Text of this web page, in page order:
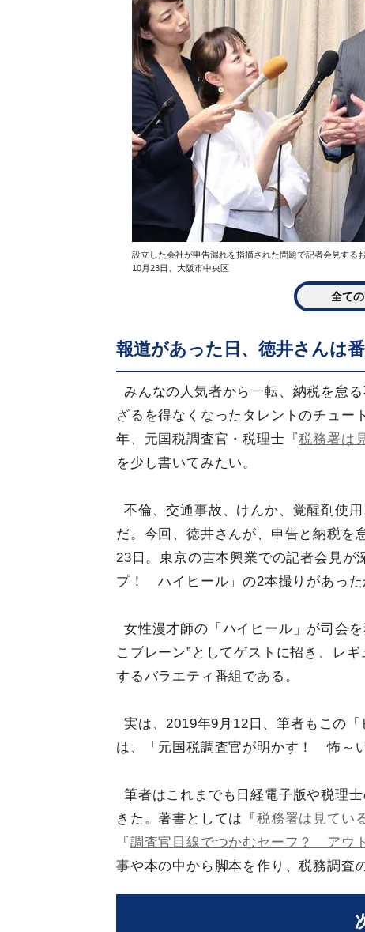
設立した会社が申告漏れを指摘された問題で記者会見する
10月23日、大阪市中央区
全て
報道があった日、徳井さんは
みんなの人気者から一転、納税を怠
ざるを得なくなったタレントのチュー
年、元国税調査官・税理士『税務署は
を少し書いてみたい。
不倫、交通事故、けんか、覚醒剤使
だ。今回、徳井さんが、申告と納税を
23日。東京の吉本興業での記者会見が
プ！ ハイヒール」の2本撮りがあった
女性漫才師の「ハイヒール」が司会
こブレーン”としてゲストに招き、レ
するバラエティ番組である。
実は、2019年9月12日、筆者もこの
は、「元国税調査官が明かす！ 怖～
筆者はこれまでも日経電子版や税理
きた。著書としては『税務署は見てい
『調査官目線でつかむセーフ？ アウ
事や本の中から脚本を作り、税務調査